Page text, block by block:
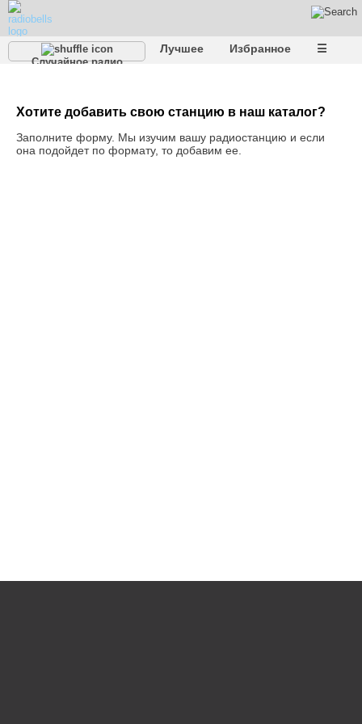
Случайное радио
Лучшее Избранное ☰
Хотите добавить свою станцию в наш каталог?
Заполните форму. Мы изучим вашу радиостанцию и если
она подойдет по формату, то добавим ее.